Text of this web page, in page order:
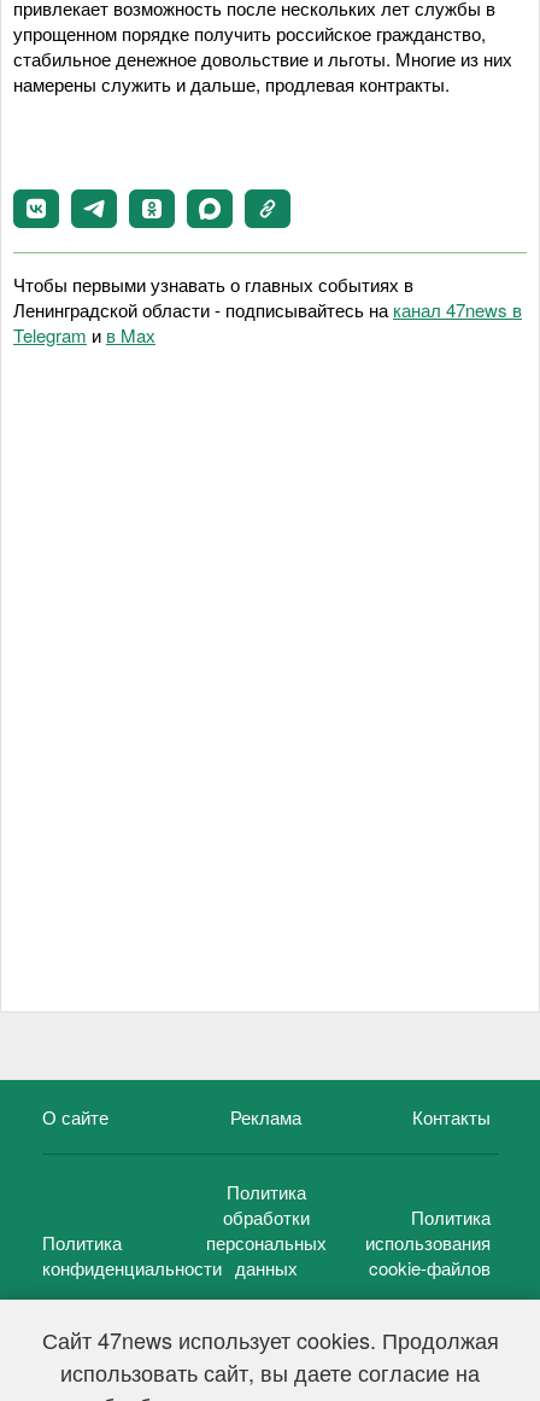
Сайт 47news использует cookies. Продолжая
использовать сайт, вы даете согласие на
привлекает возможность после нескольких лет службы в
упрощенном порядке получить российское гражданство,
стабильное денежное довольствие и льготы. Многие из них
намерены служить и дальше, продлевая контракты.
Чтобы первыми узнавать о главных событиях в
Ленинградской области - подписывайтесь на канал 47news в
Telegram и в Maх
О сайте Реклама Контакты
Политика
конфиденциальности
Политика
обработки
персональных
данных
Политика
использования
cookie-файлов
47 новостей (47 news)2005 — 2026 г.